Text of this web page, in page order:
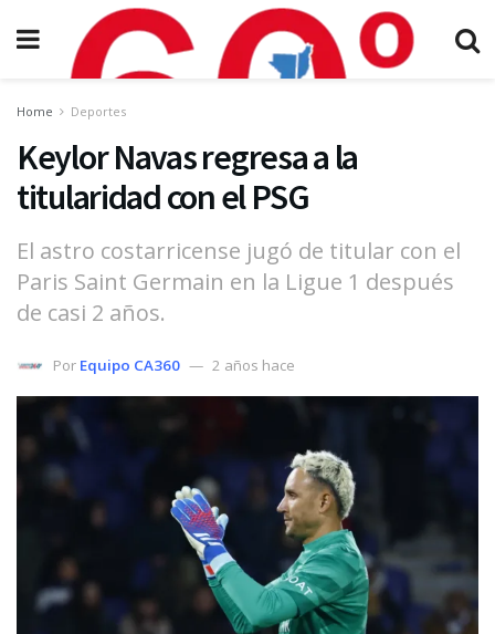
Home Deportes
Keylor Navas regresa a la
titularidad con el PSG
El astro costarricense jugó de titular con el
Paris Saint Germain en la Ligue 1 después
de casi 2 años.
Por Equipo CA360 2 años hace